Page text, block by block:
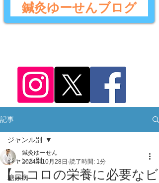
鍼灸ゆーせんブログ
記事
ジャンル別
糖尿病
ジャンル別
【ココロの栄養に必要なビ
鍼灸ゆーせん
2024年10月28日 読了時間: 1分